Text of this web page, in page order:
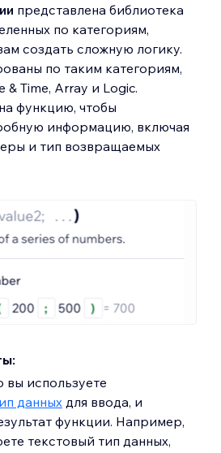
представлена библиотека
по категориям,
создать сложную логику.
по таким категориям,
& Time, Array и Logic.
функцию, чтобы
информацию, включая
и тип возвращаемых
вы используете
данных для ввода, и
функции. Например,
текстовый тип данных,